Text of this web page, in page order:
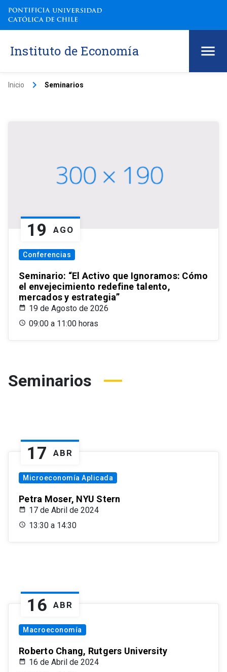
Instituto de Economía
Inicio keyboard_arrow_right Seminarios
19 AGO
Conferencias
Seminario: “El Activo que Ignoramos: Cómo
el envejecimiento redefine talento,
mercados y estrategia”
19 de Agosto de 2026
09:00 a 11:00 horas
Seminarios
17 ABR
Microeconomía Aplicada
Petra Moser, NYU Stern
17 de Abril de 2024
13:30 a 14:30
16 ABR
Macroeconomía
Roberto Chang, Rutgers University
16 de Abril de 2024